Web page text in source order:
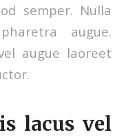
semper. Nulla
augue.
augue laoreet
lacus vel